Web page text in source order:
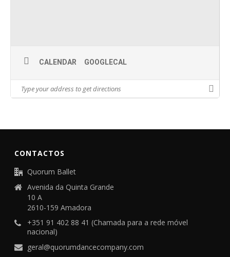
CALENDAR GOOGLECAL
CONTACTOS
Quorum Ballet
Avenida da Quinta Grande
10 A
2610-159 Amadora
+351 91 402 88 41 (Chamada para a rede móvel
nacional)
geral@quorumdancecompany.com